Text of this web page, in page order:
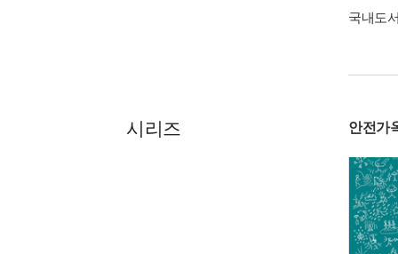
국내도
시리즈 안전가